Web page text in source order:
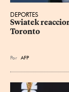
DEPORTES
Swiatek
Toronto
Por AFP